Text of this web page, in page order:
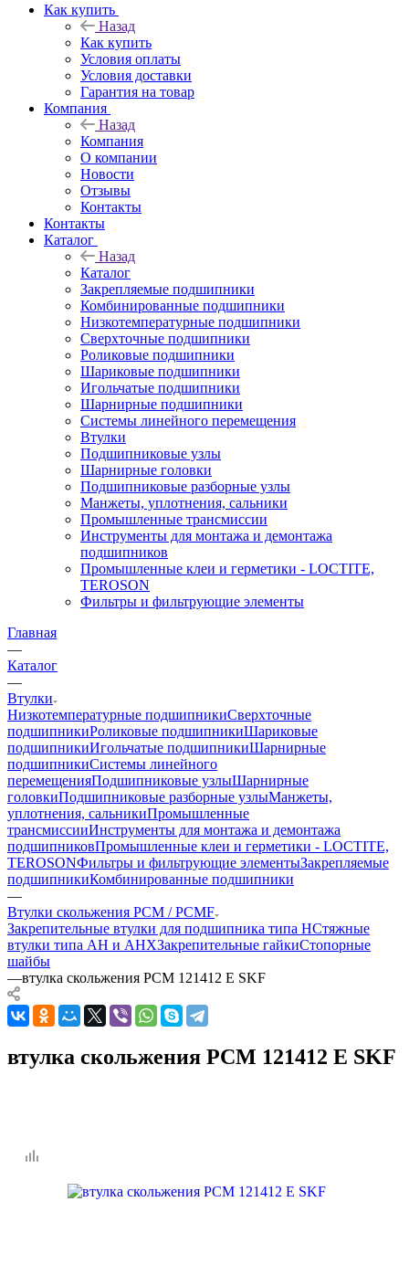
Как купить
Назад
Как купить
Условия оплаты
Условия доставки
Гарантия на товар
Компания
Назад
Компания
О компании
Новости
Отзывы
Контакты
Контакты
Каталог
Назад
Каталог
Закрепляемые подшипники
Комбинированные подшипники
Низкотемпературные подшипники
Сверхточные подшипники
Роликовые подшипники
Шариковые подшипники
Игольчатые подшипники
Шарнирные подшипники
Системы линейного перемещения
Втулки
Подшипниковые узлы
Шарнирные головки
Подшипниковые разборные узлы
Манжеты, уплотнения, сальники
Промышленные трансмиссии
Инструменты для монтажа и демонтажа
подшипников
Промышленные клеи и герметики - LOCTITE,
TEROSON
Фильтры и фильтрующие элементы
Главная
—
Каталог
—
Втулки
Низкотемпературные подшипникиСверхточные
подшипникиРоликовые подшипникиШариковые
подшипникиИгольчатые подшипникиШарнирные
подшипникиСистемы линейного
перемещенияПодшипниковые узлыШарнирные
головкиПодшипниковые разборные узлыМанжеты,
уплотнения, сальникиПромышленные
трансмиссииИнструменты для монтажа и демонтажа
подшипниковПромышленные клеи и герметики - LOCTITE,
TEROSONФильтры и фильтрующие элементыЗакрепляемые
подшипникиКомбинированные подшипники
—
Втулки скольжения PCM / PCMF
Закрепительные втулки для подшипника типа HСтяжные
втулки типа AH и AHXЗакрепительные гайкиСтопорные
шайбы
—втулка скольжения PCM 121412 E SKF
втулка скольжения PCM 121412 E SKF